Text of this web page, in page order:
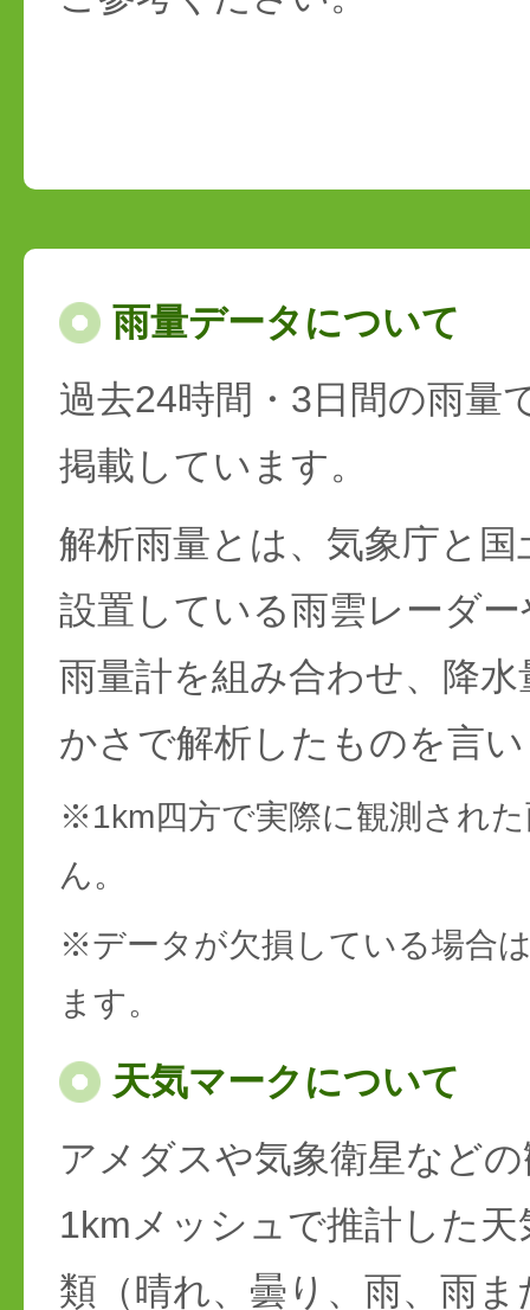
雨量データについて
過去24時間・3日間の雨量
掲載しています。
解析雨量とは、気象庁と
設置している雨雲レーダ
雨量計を組み合わせ、降
かさで解析したものを言
※1km四方で実際に観測され
ん。
※データが欠損している場合
ます。
天気マークについて
アメダスや気象衛星など
1kmメッシュで推計した
類（晴れ、曇り、雨、雨